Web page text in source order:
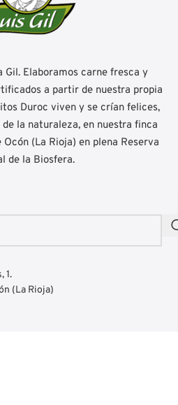
Gil. Elaboramos carne fresca y
a partir de nuestra propia
Duroc viven y se crían felices,
la naturaleza, en nuestra finca
(La Rioja) en plena Reserva
de la Biosfera.
1.
(La Rioja)